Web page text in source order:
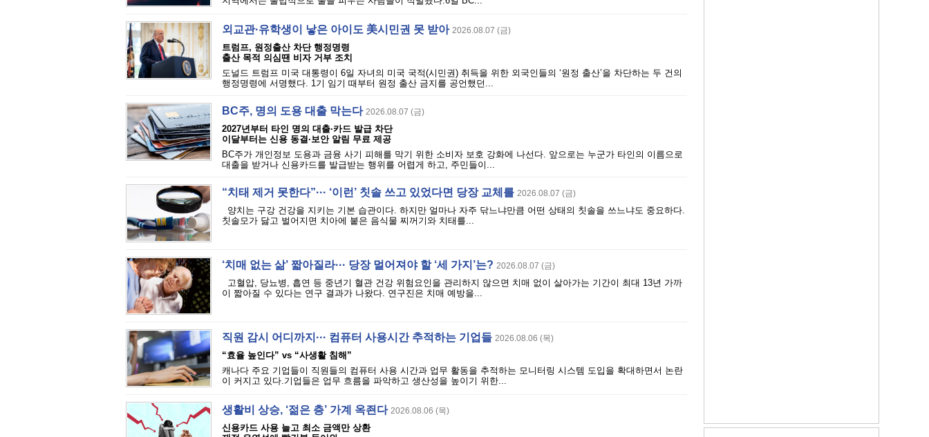
외교관·유학생이 낳은 아이도 美시민권 못 받아 2026.08.07 (금)
트럼프, 원정출산 차단 행정명령
출산 목적 의심땐 비자 거부 조치
도널드 트럼프 미국 대통령이 6일 자녀의 미국 국적(시민권) 취득을 위한 외국인들의 ‘원정 출산’을 차단하는 두 건의
행정명령에 서명했다. 1기 임기 때부터 원정 출산 금지를 공언했던...
BC주, 명의 도용 대출 막는다 2026.08.07 (금)
2027년부터 타인 명의 대출·카드 발급 차단
이달부터는 신용 동결·보안 알림 무료 제공
BC주가 개인정보 도용과 금융 사기 피해를 막기 위한 소비자 보호 강화에 나선다. 앞으로는 누군가 타인의 이름으로
대출을 받거나 신용카드를 발급받는 행위를 어렵게 하고, 주민들이...
“치태 제거 못한다”··· ‘이런’ 칫솔 쓰고 있었다면 당장 교체를 2026.08.07 (금)
양치는 구강 건강을 지키는 기본 습관이다. 하지만 얼마나 자주 닦느냐만큼 어떤 상태의 칫솔을 쓰느냐도 중요하다.
칫솔모가 닳고 벌어지면 치아에 붙은 음식물 찌꺼기와 치태를...
‘치매 없는 삶’ 짧아질라··· 당장 멀어져야 할 ‘세 가지’는? 2026.08.07 (금)
고혈압, 당뇨병, 흡연 등 중년기 혈관 건강 위험요인을 관리하지 않으면 치매 없이 살아가는 기간이 최대 13년 가까
이 짧아질 수 있다는 연구 결과가 나왔다. 연구진은 치매 예방을...
직원 감시 어디까지··· 컴퓨터 사용시간 추적하는 기업들 2026.08.06 (목)
“효율 높인다” vs “사생활 침해”
캐나다 주요 기업들이 직원들의 컴퓨터 사용 시간과 업무 활동을 추적하는 모니터링 시스템 도입을 확대하면서 논란
이 커지고 있다.기업들은 업무 흐름을 파악하고 생산성을 높이기 위한...
생활비 상승, ‘젊은 층’ 가계 옥죈다 2026.08.06 (목)
신용카드 사용 늘고 최소 금액만 상환